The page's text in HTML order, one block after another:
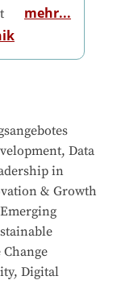
mehr...
Data
in
& Growth
Digital